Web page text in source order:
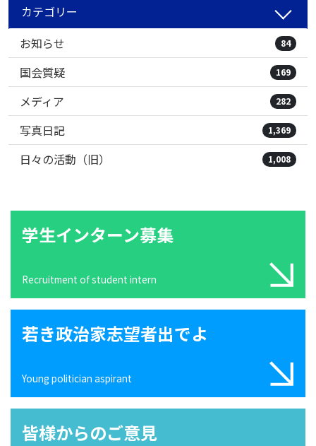
カテゴリー
お知らせ
84
国会質疑 169
メディア 282
写真日記 1,369
日々の活動（旧） 1,008
学生インターン募集
Recruitment of student intern
若き政治家志望者出でよ
Young politician aspirant
皆様からのご意見